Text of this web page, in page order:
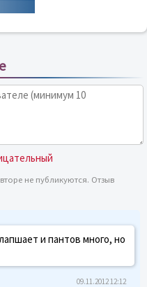
не публикуются. Отзыв
и пантов много, но
09.11.2012 12:12